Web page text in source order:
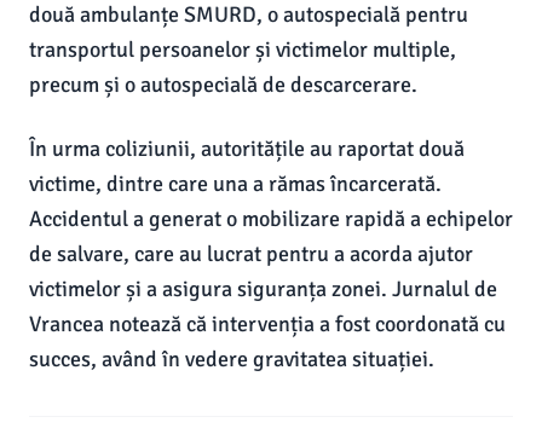
două ambulanțe SMURD, o autospecială pentru
transportul persoanelor și victimelor multiple,
precum și o autospecială de descarcerare.
În urma coliziunii, autoritățile au raportat două
victime, dintre care una a rămas încarcerată.
Accidentul a generat o mobilizare rapidă a echipelor
de salvare, care au lucrat pentru a acorda ajutor
victimelor și a asigura siguranța zonei. Jurnalul de
Vrancea notează că intervenția a fost coordonată cu
succes, având în vedere gravitatea situației.